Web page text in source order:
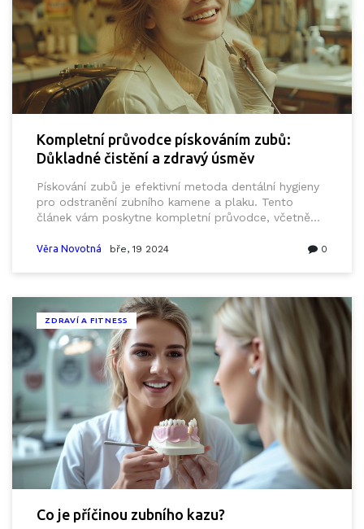
Kompletní průvodce pískováním zubů:
Důkladné čistění a zdravý úsměv
Pískování zubů je efektivní metoda dentální hygieny
pro odstranění zubního kamene a plaku. Tento
článek vám poskytne kompletní průvodce, včetně
probíhá, její přínosy a potenciální rizika. Zároveň
Věra Novotná bře, 19 2024 0
ZDRAVÍ A FITNESS
Co je příčinou zubního kazu?